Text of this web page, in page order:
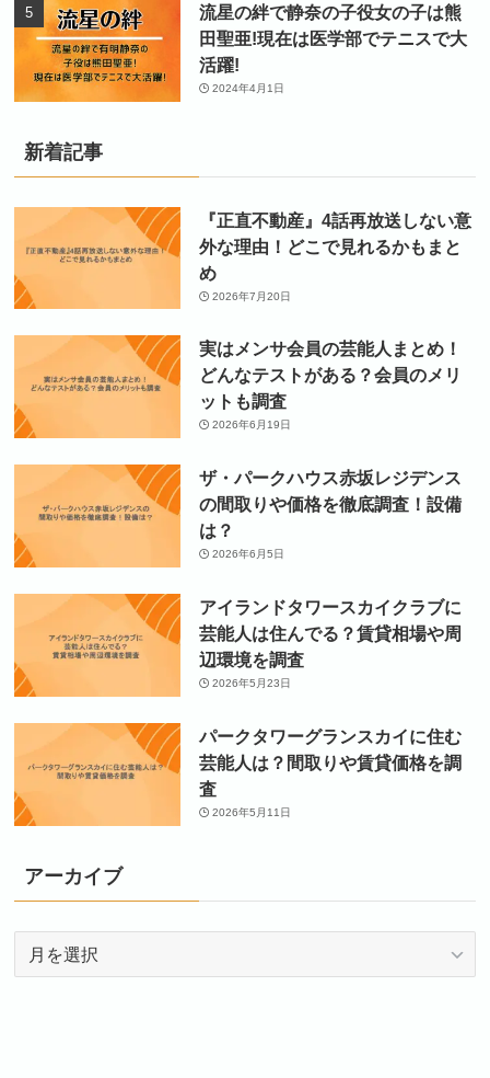
流星の絆で静奈の子役女の子は熊
田聖亜!現在は医学部でテニスで大
活躍!
2024年4月1日
新着記事
『正直不動産』4話再放送しない意
外な理由！どこで見れるかもまと
め
2026年7月20日
実はメンサ会員の芸能人まとめ！
どんなテストがある？会員のメリ
ットも調査
2026年6月19日
ザ・パークハウス赤坂レジデンス
の間取りや価格を徹底調査！設備
は？
2026年6月5日
アイランドタワースカイクラブに
芸能人は住んでる？賃貸相場や周
辺環境を調査
2026年5月23日
パークタワーグランスカイに住む
芸能人は？間取りや賃貸価格を調
査
2026年5月11日
アーカイブ